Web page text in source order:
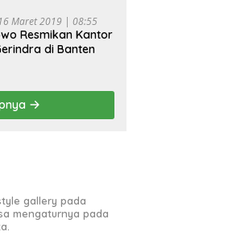
Maret 2019 | 08:55
Resmikan Kantor
di Banten
gallery pada
mengaturnya pada